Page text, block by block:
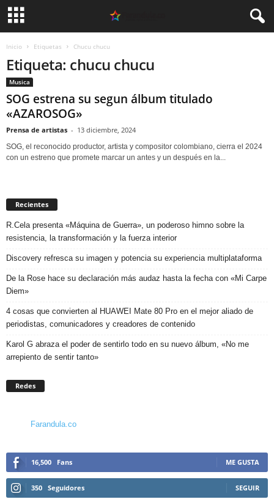
Inicio Etiquetas Chucu chucu
Etiqueta: chucu chucu
Musica
SOG estrena su segun álbum titulado
«AZAROSOG»
Prensa de artistas - 13 diciembre, 2024
SOG, el reconocido productor, artista y compositor colombiano, cierra el 2024
con un estreno que promete marcar un antes y un después en la...
Recientes
R.Cela presenta «Máquina de Guerra», un poderoso himno sobre la
resistencia, la transformación y la fuerza interior
Discovery refresca su imagen y potencia su experiencia multiplataforma
De la Rose hace su declaración más audaz hasta la fecha con «Mi Carpe
Diem»
4 cosas que convierten al HUAWEI Mate 80 Pro en el mejor aliado de
periodistas, comunicadores y creadores de contenido
Karol G abraza el poder de sentirlo todo en su nuevo álbum, «No me
arrepiento de sentir tanto»
Redes
Farandula.co
16,500 Fans ME GUSTA
350 Seguidores SEGUIR